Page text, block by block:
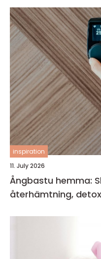
inspiration
11. July 2026
Ångbastu hemma:
återhämtning,